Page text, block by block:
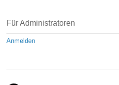
Für Administratoren
Anmelden